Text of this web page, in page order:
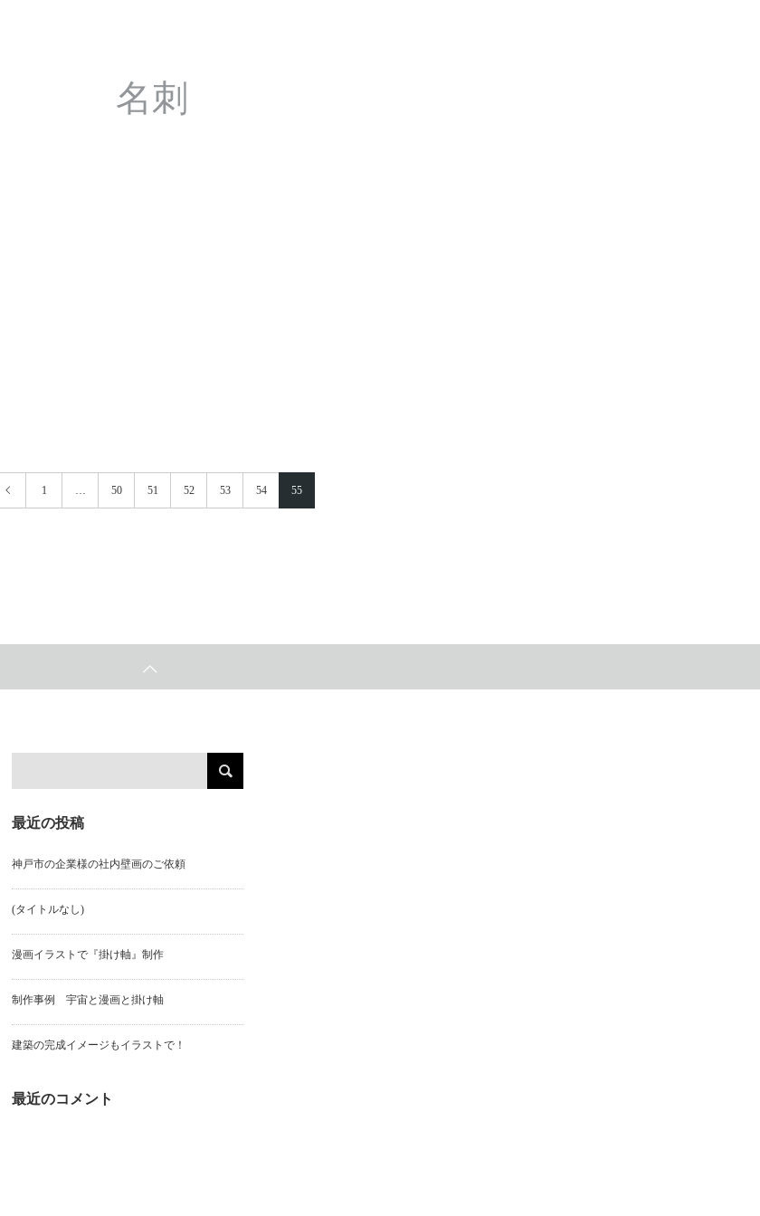
名刺
1 … 50 51 52 53 54 55
最近の投稿
神戸市の企業様の社内壁画のご依頼
(タイトルなし)
漫画イラストで『掛け軸』制作
制作事例 宇宙と漫画と掛け軸
建築の完成イメージもイラストで！
最近のコメント